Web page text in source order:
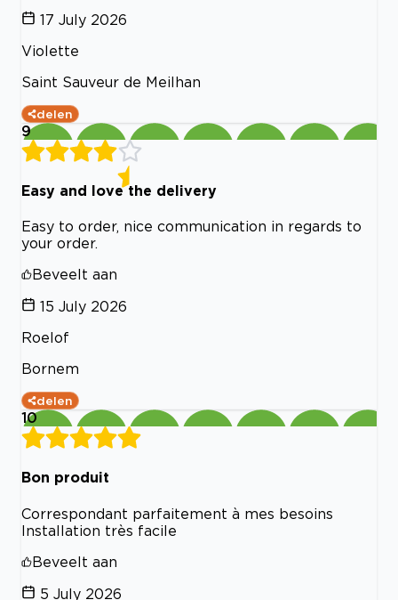
17 July 2026
Violette
Saint Sauveur de Meilhan
delen
9
Easy and love the delivery
Easy to order, nice communication in regards to
your order.
Beveelt aan
15 July 2026
Roelof
Bornem
delen
10
Bon produit
Correspondant parfaitement à mes besoins
Installation très facile
Beveelt aan
5 July 2026